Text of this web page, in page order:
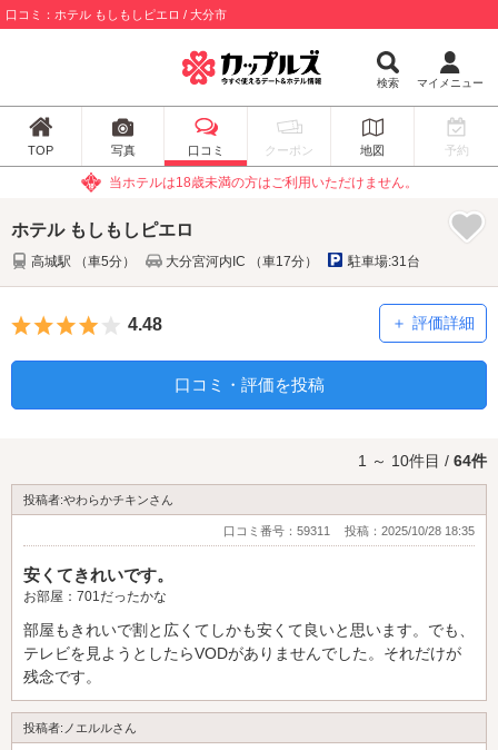
口コミ：ホテル もしもしピエロ / 大分市
検索 マイメニュー
TOP 写真 口コミ クーポン 地図 予約
当ホテルは18歳未満の方はご利用いただけません。
ホテル もしもしピエロ
高城駅 （車5分） 大分宮河内IC （車17分） 駐車場:31台
5つ星のうち4
4.48 評価詳細
口コミ・評価を投稿
1 ～ 10件目 / 64件
投稿者:やわらかチキンさん
口コミ番号：59311 投稿：2025/10/28 18:35
安くてきれいです。
お部屋：701だったかな
部屋もきれいで割と広くてしかも安くて良いと思います。でも、
テレビを見ようとしたらVODがありませんでした。それだけが
残念です。
投稿者:ノエルルさん